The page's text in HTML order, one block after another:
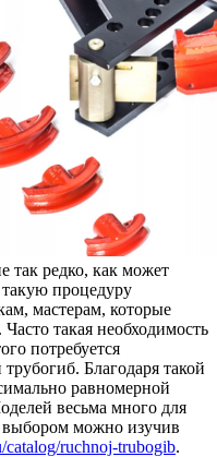
так редко, как может
такую процедуру
мастерам, которые
Часто такая необходимость
потребуется
Благодаря такой
равномерной
весьма много для
выбором можно изучив
catalog/ruchnoj-trubogib.